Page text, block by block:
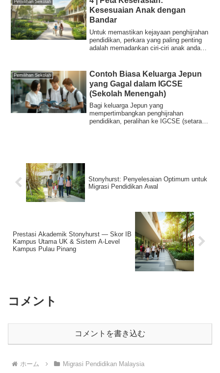
Pemilihan Sekolah
Kesesuaian Anak dengan
Bandar
Untuk memastikan kejayaan penghijrahan
pendidikan, perkara yang paling penting
adalah memadankan ciri-ciri anak anda
Pemilihan Sekolah
Contoh Biasa Keluarga Jepun
yang Gagal dalam IGCSE
(Sekolah Menengah)
Bagi keluarga Jepun yang
mempertimbangkan penghijrahan
pendidikan, peralihan ke IGCSE (setara
Stonyhurst: Penyelesaian Optimum untuk
Migrasi Pendidikan Awal
Prestasi Akademik Stonyhurst — Skor IB
Kampus Utama UK & Sistem A-Level
Kampus Pulau Pinang
コメント
コメントを書き込む
ホーム Migrasi Pendidikan Malaysia